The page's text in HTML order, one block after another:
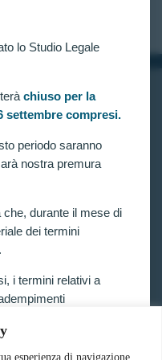
esperienza di navigazione,
lo Studio Legale
chiuso per la
settembre compresi.
periodo saranno
nostra premura
durante il mese di
dei termini
i termini relativi a